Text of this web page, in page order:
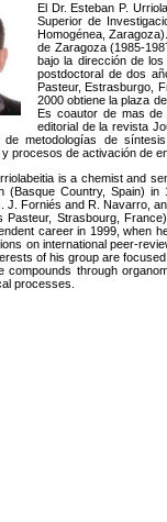
El Dr. Esteban P.
Superior de
Homogénea,
de Zaragoza (1985-
bajo la dirección de
postdoctoral de dos
Pasteur, Estrasburgo,
2000 obtiene la plaza
Es coautor de mas de
editorial de la revista
de metodologías de
procesos de activación de
is a chemist and
(Basque Country, Spain)
J. Forniés and R. Navarro,
Pasteur, Strasbourg,
career in 1999, when
on international peer-
of his group are
compounds through
processes.